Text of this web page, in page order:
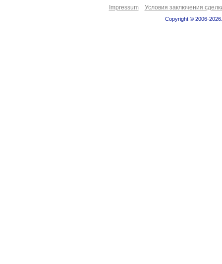
Impressum Условия заключения
Copyright © 2006-